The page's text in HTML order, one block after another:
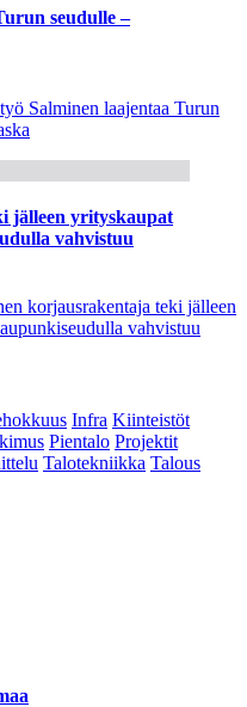
seudulle –
Salminen laajentaa Turun
jälleen yrityskaupat
vahvistuu
korjausrakentaja teki jälleen
vahvistuu
Infra Kiinteistöt
Pientalo Projektit
Talotekniikka Talous